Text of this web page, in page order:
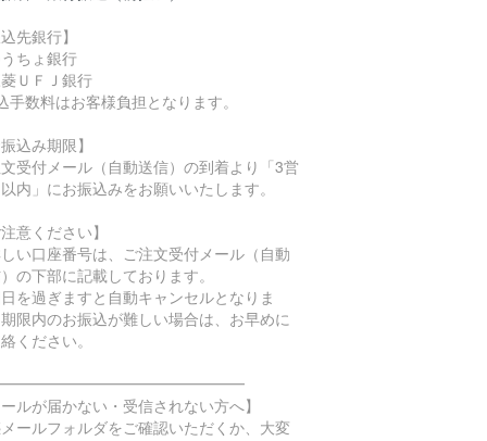
込先銀行】
うちょ銀行
菱ＵＦＪ銀行
手数料はお客様負担となります。
振込み期限】
受付メール（自動送信）の到着より「3営
内」にお振込みをお願いいたします。
注意ください】
しい口座番号は、ご注文受付メール（自動
の下部に記載しております。
日を過ぎますと自動キャンセルとなりま
限内のお振込が難しい場合は、お早めに
ください。
ールが届かない・受信されない方へ】
ールフォルダをご確認いただくか、大変